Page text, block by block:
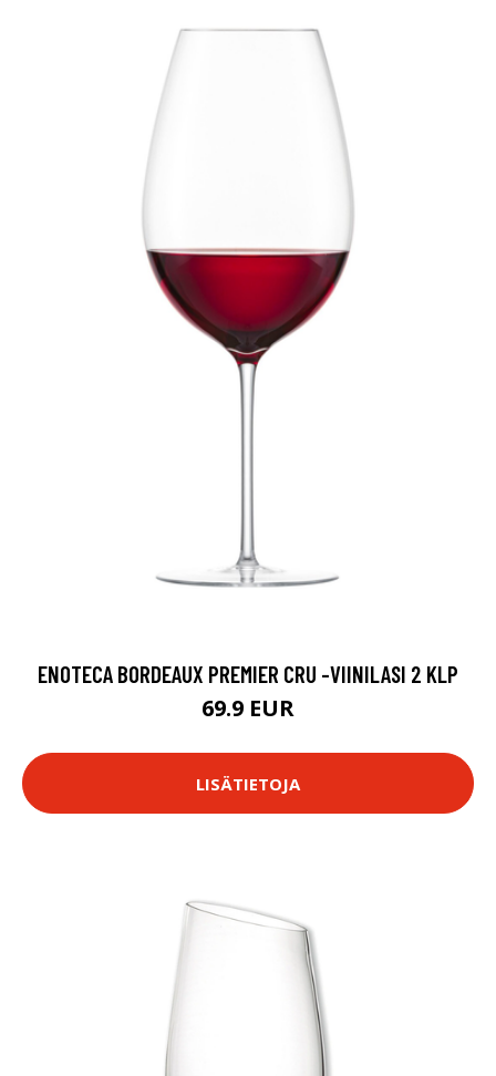
ENOTECA BORDEAUX PREMIER CRU -VIINILASI 2 KLP
69.9 EUR
LISÄTIETOJA